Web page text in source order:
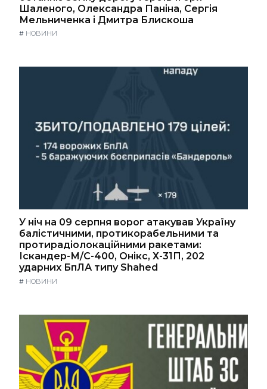
Шаленого, Олександра Паніна, Сергія
Мельниченка і Дмитра Блискоша
# НОВИНИ
У ніч на 09 серпня ворог атакував Україну
балістичними, протикорабельними та
протирадіолокаційними ракетами:
Іскандер-М/С-400, Онікс, Х-31П, 202
ударних БпЛА типу Shahed
# НОВИНИ